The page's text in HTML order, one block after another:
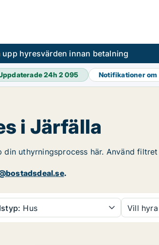
upp hyresvärden innan betalning
24h2 095 Notifikationer
i Järfälla
uthyrningsprocess här. Använd
.
Hus Vill hyra